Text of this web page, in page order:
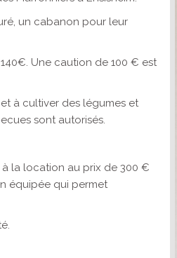
un cabanon pour leur
Une caution de 100 € est
à cultiver des légumes et
sont autorisés.
la location au prix de 300 €
équipée qui permet